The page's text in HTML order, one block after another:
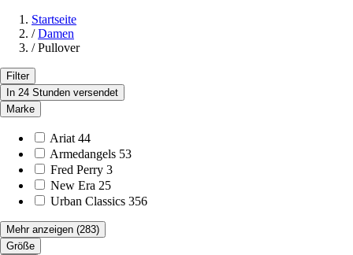
Startseite
/ Damen
/ Pullover
Filter
In 24 Stunden versendet
Marke
Ariat 44
Armedangels 53
Fred Perry 3
New Era 25
Urban Classics 356
Mehr anzeigen (283)
Größe